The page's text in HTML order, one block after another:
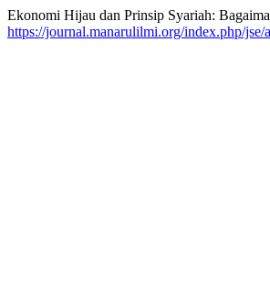
Ekonomi Hijau dan Prinsip Syariah:
https://journal.manarulilmi.org/index.php/jse/